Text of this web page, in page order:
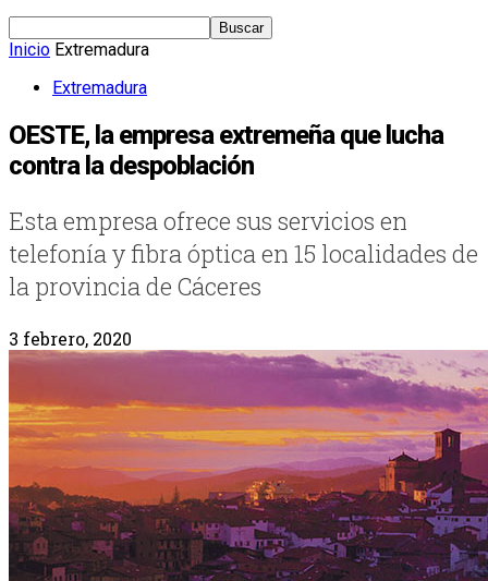
Inicio Extremadura
Extremadura
OESTE, la empresa extremeña que lucha
contra la despoblación
Esta empresa ofrece sus servicios en
telefonía y fibra óptica en 15 localidades de
la provincia de Cáceres
3 febrero, 2020